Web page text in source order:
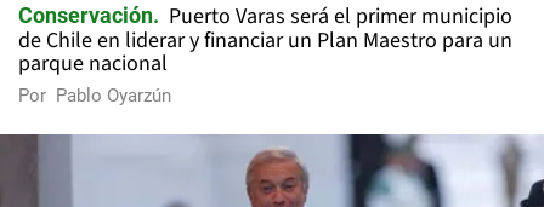
Conservación
Puerto Varas será el primer municipio
de Chile en liderar y financiar un Plan Maestro para un
parque nacional
Por Pablo Oyarzún